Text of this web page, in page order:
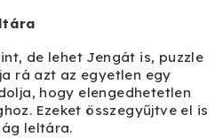
de lehet Jengát is, puzzle
rá azt az egyetlen egy
hogy elengedhetetlen
Ezeket összegyűjtve el is
leltára.